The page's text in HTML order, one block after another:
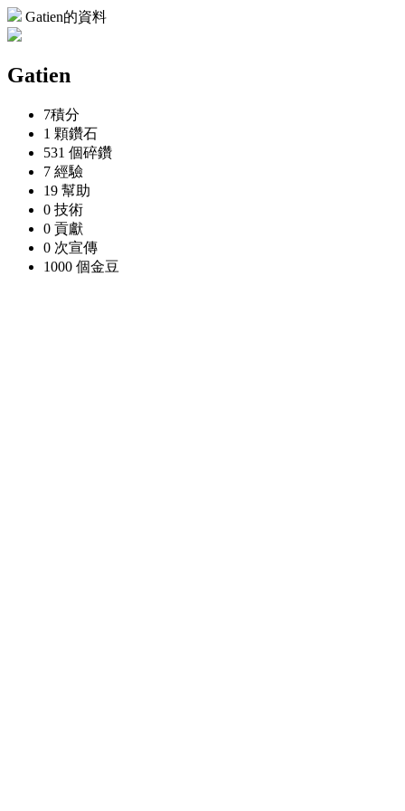
Gatien的資料
Gatien
7積分
1 顆鑽石
531 個碎鑽
7 經驗
19 幫助
0 技術
0 貢獻
0 次宣傳
1000 個金豆